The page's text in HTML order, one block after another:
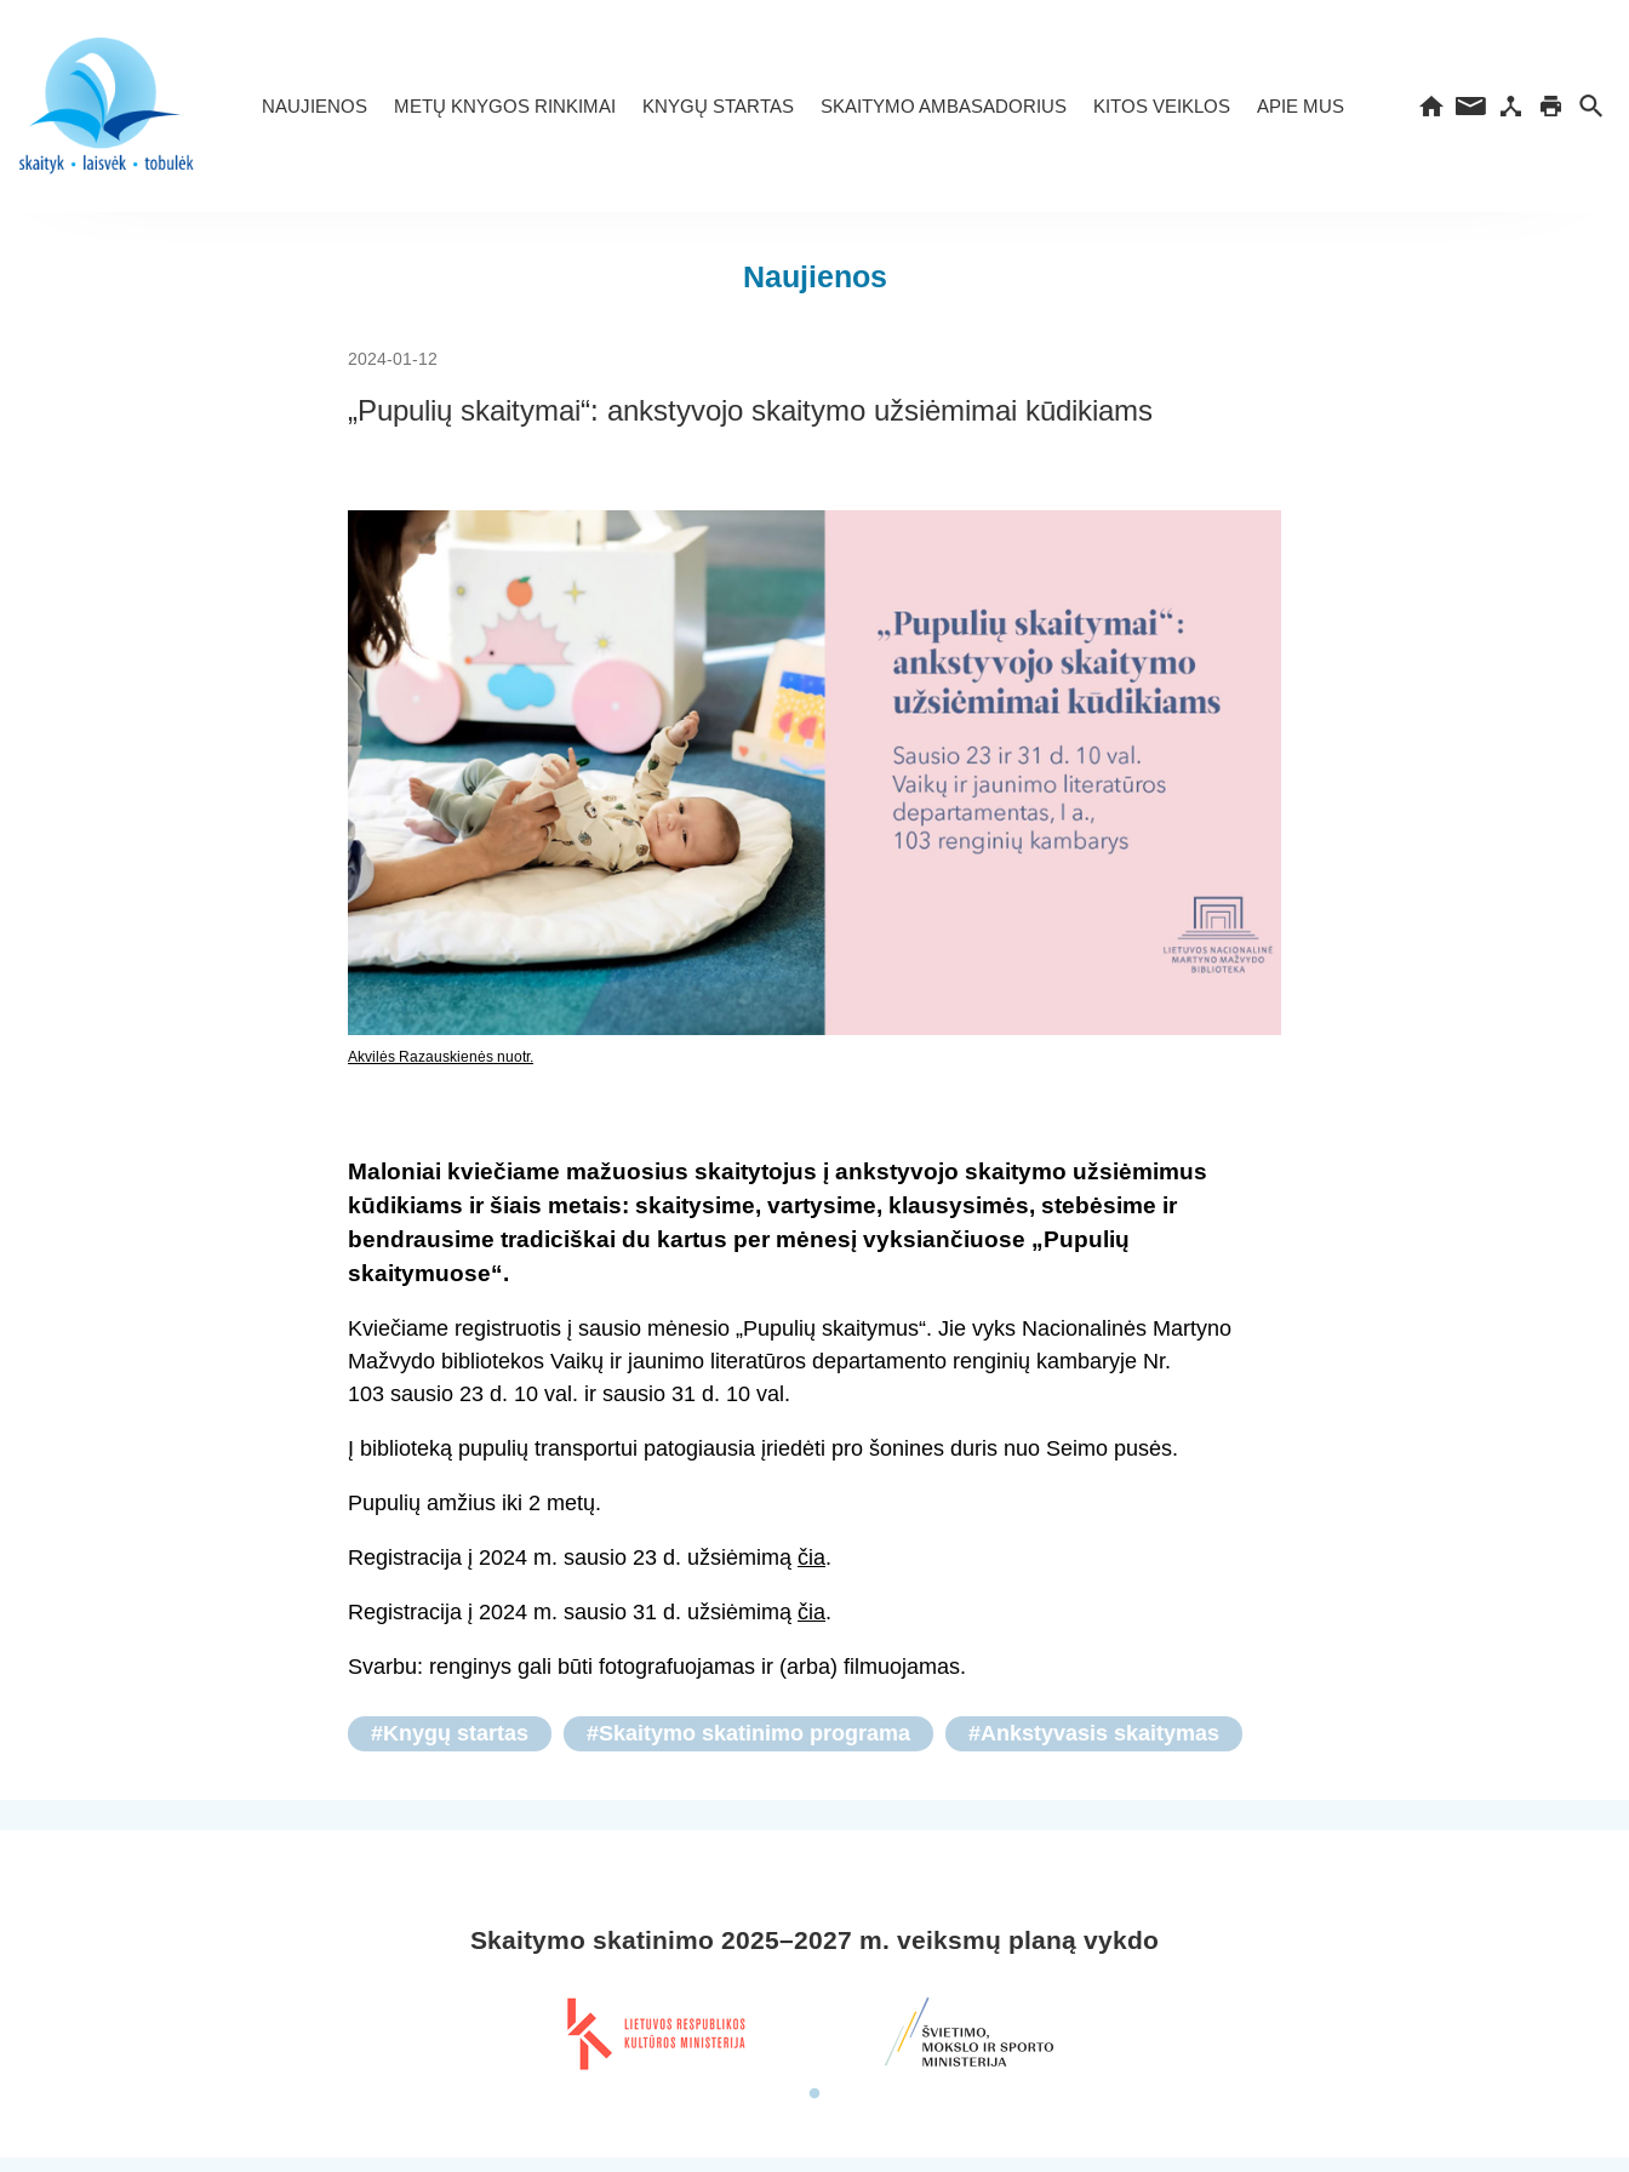
NAUJIENOS METŲ KNYGOS RINKIMAI KNYGŲ STARTAS SKAITYMO AMBASADORIUS KITOS VEIKLOS APIE MUS
Naujienos
2024-01-12
„Pupulių skaitymai“: ankstyvojo skaitymo užsiėmimai kūdikiams
Akvilės Razauskienės nuotr.
Maloniai kviečiame mažuosius skaitytojus į ankstyvojo skaitymo užsiėmimus
kūdikiams ir šiais metais: skaitysime, vartysime, klausysimės, stebėsime ir
bendrausime tradiciškai du kartus per mėnesį vyksiančiuose „Pupulių
skaitymuose“.
Kviečiame registruotis į sausio mėnesio „Pupulių skaitymus“. Jie vyks Nacionalinės Martyno
Mažvydo bibliotekos Vaikų ir jaunimo literatūros departamento renginių kambaryje Nr.
103 sausio 23 d. 10 val. ir sausio 31 d. 10 val.
Į biblioteką pupulių transportui patogiausia įriedėti pro šonines duris nuo Seimo pusės.
Pupulių amžius iki 2 metų.
Registracija į 2024 m. sausio 23 d. užsiėmimą čia.
Registracija į 2024 m. sausio 31 d. užsiėmimą čia.
Svarbu: renginys gali būti fotografuojamas ir (arba) filmuojamas.
#Knygų startas #Skaitymo skatinimo programa #Ankstyvasis skaitymas
Skaitymo skatinimo 2025–2027 m. veiksmų planą vykdo